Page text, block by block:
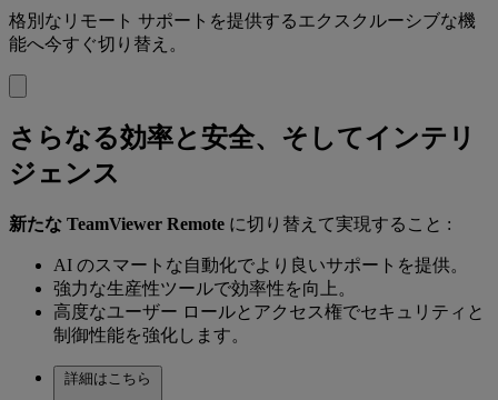
格別なリモート サポートを提供するエクスクルーシブな機
能へ今すぐ切り替え。
さらなる効率と安全、そしてインテリ
ジェンス
新たな TeamViewer Remote に切り替えて実現すること :
AI のスマートな自動化でより良いサポートを提供。
強力な生産性ツールで効率性を向上。
高度なユーザー ロールとアクセス権でセキュリティと
制御性能を強化します。
詳細はこちら